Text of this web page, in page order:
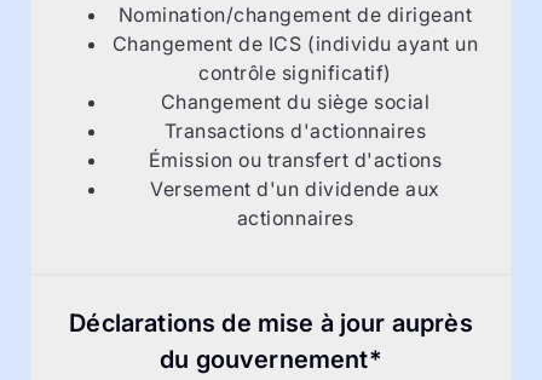
Nomination/changement de dirigeant
Changement de ICS (individu ayant un
contrôle significatif)
Changement du siège social
Transactions d'actionnaires
Émission ou transfert d'actions
Versement d'un dividende aux
actionnaires
Déclarations de mise à jour auprès
du gouvernement*